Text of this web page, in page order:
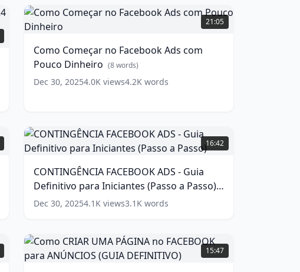
Como
Começar
no
Ads
com
Pouco
Dinheiro
21:05
Como Começar no Facebook Ads com
Pouco Dinheiro (8words)
Dec 30, 20254.0Kviews4.2Kwords
CONTINGÊNCIA
FACEBOOK
ADS
Guia
Definitivo
para
Iniciantes
a
Passo)
(11
16:42
CONTINGÊNCIA FACEBOOK ADS - Guia
Definitivo para Iniciantes (Passo a Passo)
(11 words)
Dec 30, 20254.1Kviews3.1Kwords
Como
CRIAR
UMA
15:47